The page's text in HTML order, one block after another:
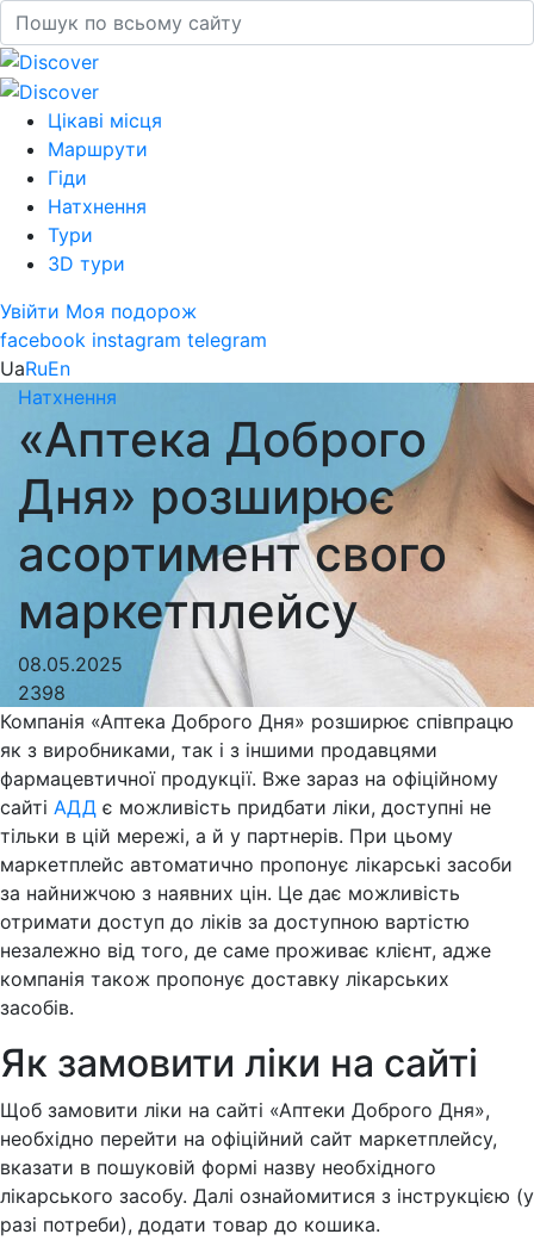
Цікаві місця
Маршрути
Гіди
Натхнення
Тури
3D тури
Увійти Моя подорож
facebook instagram telegram
UaRuEn
Натхнення
«Аптека Доброго
Дня» розширює
асортимент свого
маркетплейсу
08.05.2025
2398
Компанія «Аптека Доброго Дня» розширює співпрацю
як з виробниками, так і з іншими продавцями
фармацевтичної продукції. Вже зараз на офіційному
сайті АДД є можливість придбати ліки, доступні не
тільки в цій мережі, а й у партнерів. При цьому
маркетплейс автоматично пропонує лікарські засоби
за найнижчою з наявних цін. Це дає можливість
отримати доступ до ліків за доступною вартістю
незалежно від того, де саме проживає клієнт, адже
компанія також пропонує доставку лікарських
засобів.
Як замовити ліки на сайті
Щоб замовити ліки на сайті «Аптеки Доброго Дня»,
необхідно перейти на офіційний сайт маркетплейсу,
вказати в пошуковій формі назву необхідного
лікарського засобу. Далі ознайомитися з інструкцією (у
разі потреби), додати товар до кошика.